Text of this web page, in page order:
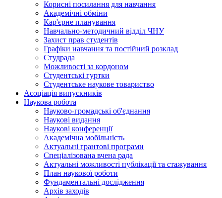
Корисні посилання для навчання
Академічні обміни
Кар'єрне планування
Навчально-методичний відділ ЧНУ
Захист прав студентів
Графіки навчання та постійний розклад
Студрада
Можливості за кордоном
Студентські гуртки
Студентське наукове товариство
Асоціація випускників
Наукова робота
Науково-громадські об'єднання
Наукові видання
Наукові конференції
Академічна мобільність
Актуальні грантові програми
Спеціалізована вчена рада
Актуальні можливості публікації та стажування
План наукової роботи
Фундаментальні дослідження
Архів заходів